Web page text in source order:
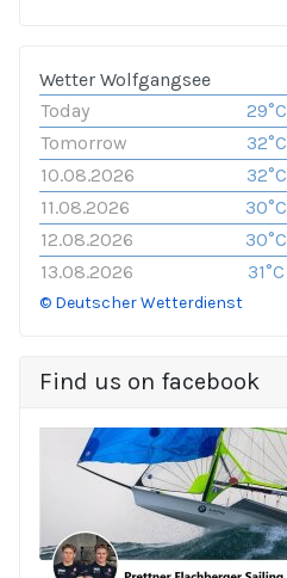
Wetter Wolfgangsee
Today
29°C
Tomorrow
32°C
10.08.2026
32°C
11.08.2026
30°C
12.08.2026
30°C
13.08.2026
31°C
© Deutscher Wetterdienst
Find us on facebook